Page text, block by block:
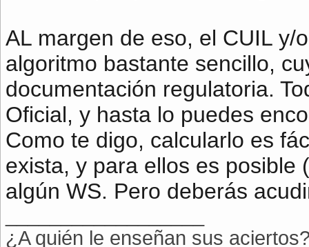
AL margen de eso, el CUIL y/
algoritmo bastante sencillo,
documentación regulatoria.
Oficial, y hasta lo puedes
Como te digo, calcularlo es
exista, y para ellos es posible
algún WS. Pero deberás
¿A quién le enseñan sus